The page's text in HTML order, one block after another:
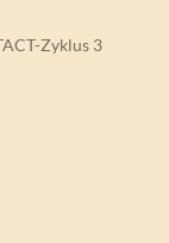
Zyklus 3